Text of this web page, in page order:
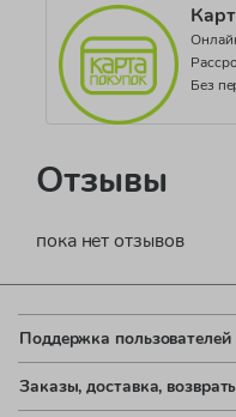
Без
Отзывы
пока нет отзывов
Поддержка пользователей
Заказы, доставка,